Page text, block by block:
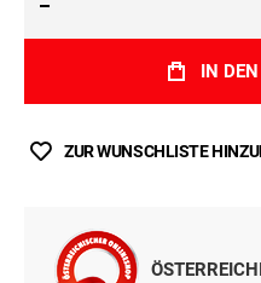
IN
ZUR WUNSCHLISTE